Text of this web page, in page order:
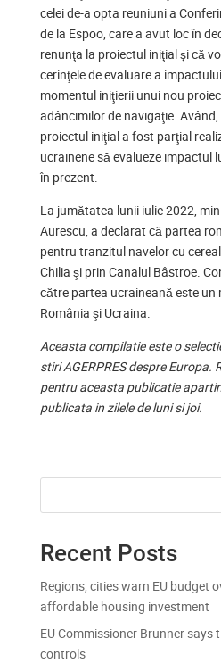
celei de-a opta reuniuni a
de la Espoo, care a avut loc în
renunţa la proiectul iniţial şi că
cerinţele de evaluare a
momentul iniţierii unui nou
adâncimilor de navigaţie. Având,
proiectul iniţial a fost parţial
ucrainene să evalueze impactul
în prezent.
La jumătatea lunii iulie 2022,
Aurescu, a declarat că partea
pentru tranzitul navelor cu
Chilia şi prin Canalul Bâstroe.
către partea ucraineană este
România şi Ucraina.
Aceasta compilatie este o
stiri AGERPRES despre
pentru aceasta publicatie
publicata in zilele de luni si joi.
Recent Posts
Regions, cities warn EU budget
affordable housing investment
EU Commissioner Brunner
controls